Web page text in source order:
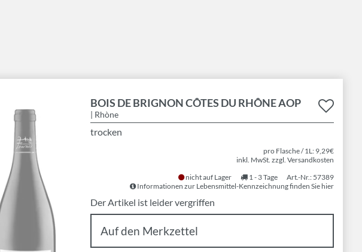
BOIS DE BRIGNON CÔTES DU RHÔNE AOP
| Rhòne
trocken
pro Flasche / 1L: 9,29€
inkl. MwSt. zzgl. Versandkosten
nicht auf Lager
1 - 3 Tage
Art.-Nr.: 57389
Informationen zur Lebensmittel-Kennzeichnung finden Sie hier
Der Artikel ist leider vergriffen